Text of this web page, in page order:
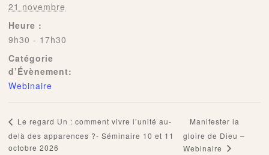
21 novembre
Heure :
9h30 - 17h30
Catégorie
d’Évènement:
Webinaire
Le regard Un : comment vivre l’unité au-
delà des apparences ?- Séminaire 10 et 11
octobre 2026
Manifester la
gloire de Dieu –
Webinaire